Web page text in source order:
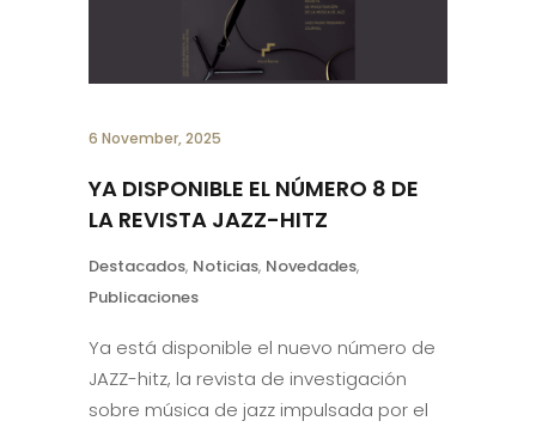
6 November, 2025
YA DISPONIBLE EL NÚMERO 8 DE
LA REVISTA JAZZ-HITZ
Destacados, Noticias, Novedades,
Publicaciones
Ya está disponible el nuevo número de
JAZZ-hitz, la revista de investigación
sobre música de jazz impulsada por el